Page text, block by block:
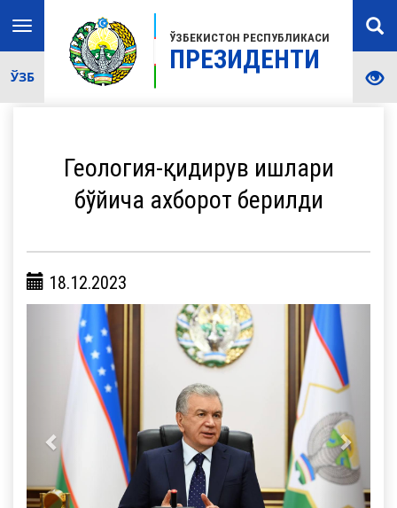
ЎЗБЕКИСТОН РЕСПУБЛИКАСИ
ПРЕЗИДЕНТИ
Toggle
navigation
ЎЗБ
Геология-қидирув ишлари
бўйича ахборот берилди
18.12.2023